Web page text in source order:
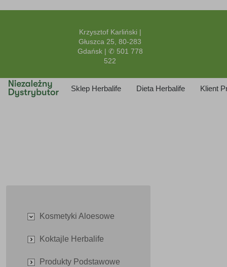
Krzysztof Karliński |
Głuszca 25, 80-283
Gdańsk | ✆ 501 778
522
Sklep Herbalife Dieta Herbalife Klient
Kosmetyki Aloesowe
Koktajle Herbalife
Produkty Podstawowe